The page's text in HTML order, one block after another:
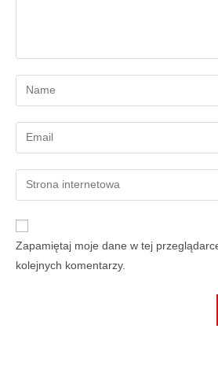
Zapamiętaj moje dane w tej
kolejnych komentarzy.